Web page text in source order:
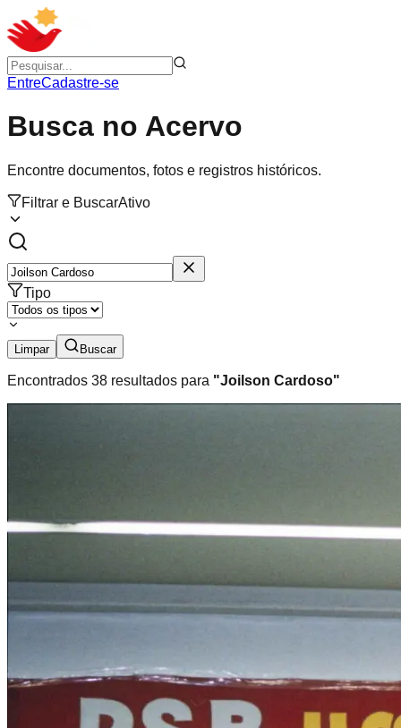
EntreCadastre-se
Busca no Acervo
Encontre documentos, fotos e registros históricos.
Filtrar e BuscarAtivo
Tipo
Limpar Buscar
Encontrados 38 resultados para "Joilson Cardoso"